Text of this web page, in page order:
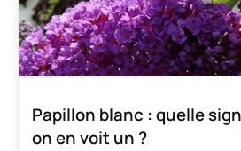
Papillon blanc : quelle
on en voit un ?